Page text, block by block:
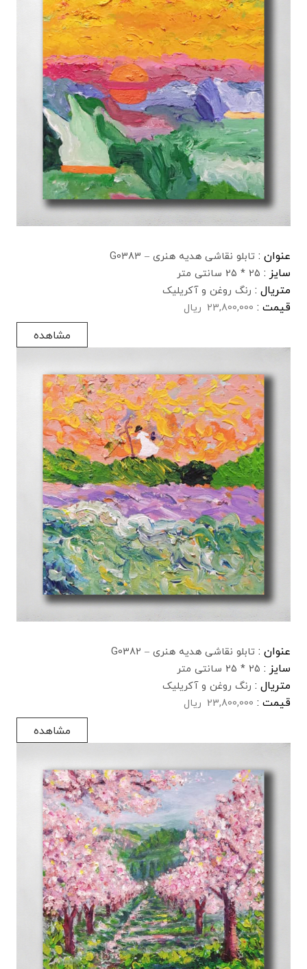
عنوان : تابلو نقاشی هدیه هنری – G0383
سایز : 25 * 25 سانتی متر
متریال : رنگ روغن و آکریلیک
قیمت : 23,800,000 ریال
مشاهده
عنوان : تابلو نقاشی هدیه هنری – G0382
سایز : 25 * 25 سانتی متر
متریال : رنگ روغن و آکریلیک
قیمت : 23,800,000 ریال
مشاهده